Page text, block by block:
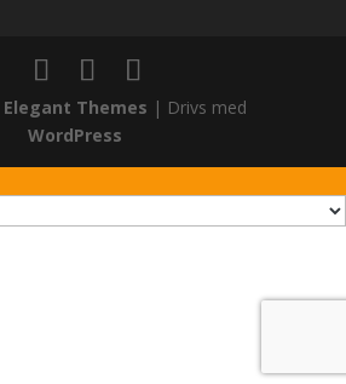
Elegant Themes | Drivs med
WordPress